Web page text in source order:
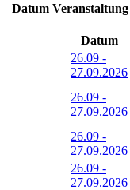
Datum Veranstaltung
Datum
26.09 -
27.09.2026
26.09 -
27.09.2026
26.09 -
27.09.2026
26.09 -
27.09.2026